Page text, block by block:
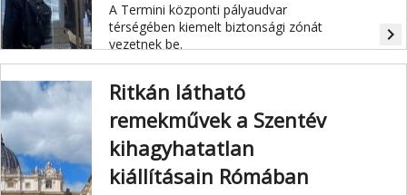
A Termini központi pályaudvar
térségében kiemelt biztonsági zónát
vezetnek be.
navigate_next
Ritkán látható
remekművek a Szentév
kihagyhatatlan
kiállításain Rómában